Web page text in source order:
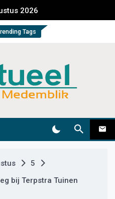
2026
Tags
5
bij Terpstra Tuinen